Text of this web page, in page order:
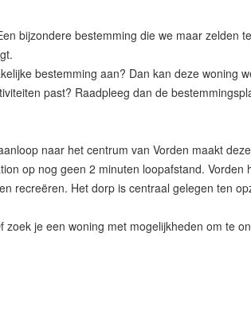
bijzondere bestemming die we maar
bestemming aan? Dan kan deze woning
past? Raadpleeg dan de
naar het centrum van Vorden maakt
op nog geen 2 minuten loopafstand.
recreëren. Het dorp is centraal gelegen ten
je een woning met mogelijkheden om te